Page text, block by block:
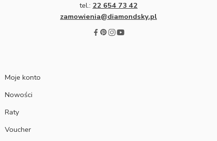
tel.: 22 654 73 42
zamowienia@diamondsky.pl
Moje konto
Nowości
Raty
Voucher